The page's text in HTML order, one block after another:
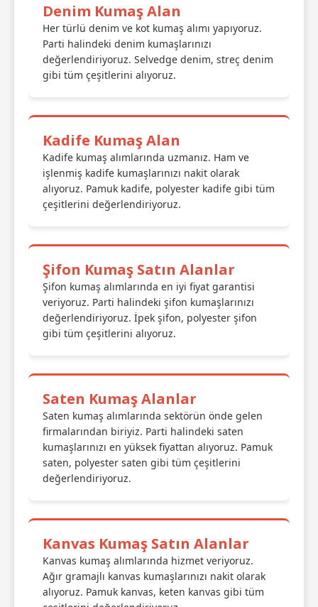
Denim Kumaş Alan
Her türlü denim ve kot kumaş alımı yapıyoruz.
Parti halindeki denim kumaşlarınızı
değerlendiriyoruz. Selvedge denim, streç denim
gibi tüm çeşitlerini alıyoruz.
Kadife Kumaş Alan
Kadife kumaş alımlarında uzmanız. Ham ve
işlenmiş kadife kumaşlarınızı nakit olarak
alıyoruz. Pamuk kadife, polyester kadife gibi tüm
çeşitlerini değerlendiriyoruz.
Şifon Kumaş Satın Alanlar
Şifon kumaş alımlarında en iyi fiyat garantisi
veriyoruz. Parti halindeki şifon kumaşlarınızı
değerlendiriyoruz. İpek şifon, polyester şifon
gibi tüm çeşitlerini alıyoruz.
Saten Kumaş Alanlar
Saten kumaş alımlarında sektörün önde gelen
firmalarından biriyiz. Parti halindeki saten
kumaşlarınızı en yüksek fiyattan alıyoruz. Pamuk
saten, polyester saten gibi tüm çeşitlerini
değerlendiriyoruz.
Kanvas Kumaş Satın Alanlar
Kanvas kumaş alımlarında hizmet veriyoruz.
Ağır gramajlı kanvas kumaşlarınızı nakit olarak
alıyoruz. Pamuk kanvas, keten kanvas gibi tüm